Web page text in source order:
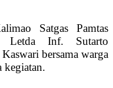
Satgas Pamtas
Letda Inf. Sutarto
bersama warga
kegiatan.